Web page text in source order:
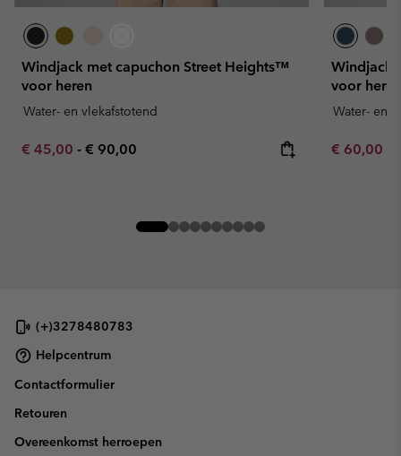
Windjack met capuchon Street Heights™
voor heren
Water- en vlekafstotend
Minimum sale price:
€ 45,00 - Maximum price:
€ 90,00
Windjack
voor heren
Water- en
Minimum
€ 60,00
(+)3278480783
Helpcentrum
Contactformulier
Retouren
Overeenkomst herroepen